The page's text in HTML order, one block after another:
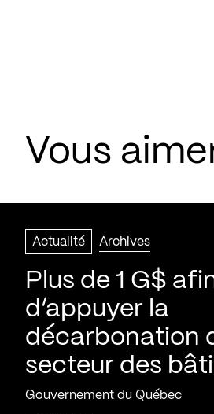
Vous
Actualité Archives
Plus de 1 G$
d’appuyer la
décarbonation
secteur des
Gouvernement du Québec